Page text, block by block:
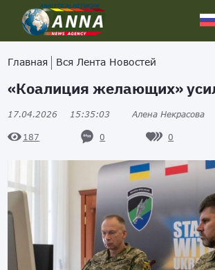
Главная Вся Лента Новостей
«Коалиция желающих»
17.04.2026 15:35:03 Алена Некрасова
187 0 0